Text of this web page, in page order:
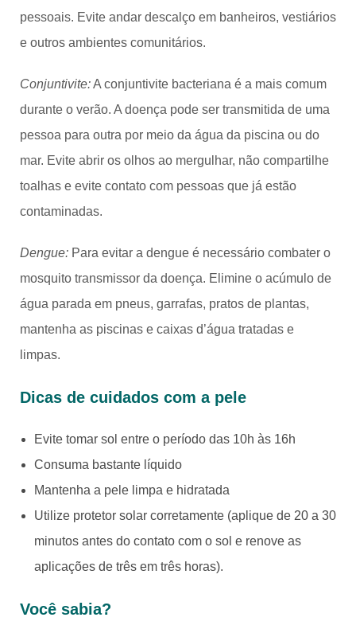
pessoais. Evite andar descalço em banheiros, vestiários
e outros ambientes comunitários.
Conjuntivite:A conjuntivite bacteriana é a mais comum
durante o verão. A doença pode ser transmitida de uma
pessoa para outra por meio da água da piscina ou do
mar. Evite abrir os olhos ao mergulhar, não compartilhe
toalhas e evite contato com pessoas que já estão
contaminadas.
Dengue: Para evitar a dengue é necessário combater o
mosquito transmissor da doença. Elimine o acúmulo de
água parada em pneus, garrafas, pratos de plantas,
mantenha as piscinas e caixas d’água tratadas e
limpas.
Dicas de cuidados com a pele
Evite tomar sol entre o período das 10h às 16h
Consuma bastante líquido
Mantenha a pele limpa e hidratada
Utilize protetor solar corretamente (aplique de 20 a 30
minutos antes do contato com o sol e renove as
aplicações de três em três horas).
Você sabia?